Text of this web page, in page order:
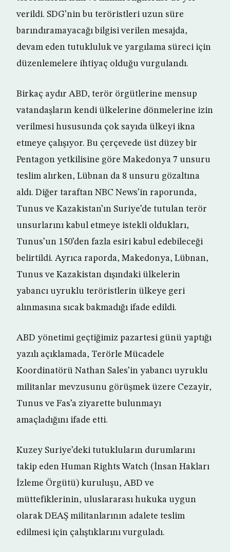
verildi. SDG’nin bu teröristleri uzun süre
barındıramayacağı bilgisi verilen mesajda,
devam eden tutukluluk ve yargılama süreci için
düzenlemelere ihtiyaç olduğu vurgulandı.
Birkaç aydır ABD, terör örgütlerine mensup
vatandaşların kendi ülkelerine dönmelerine izin
verilmesi hususunda çok sayıda ülkeyi ikna
etmeye çalışıyor. Bu çerçevede üst düzey bir
Pentagon yetkilisine göre Makedonya 7 unsuru
teslim alırken, Lübnan da 8 unsuru gözaltına
aldı. Diğer taraftan NBC News’in raporunda,
Tunus ve Kazakistan’ın Suriye’de tutulan terör
unsurlarını kabul etmeye istekli oldukları,
Tunus’un 150’den fazla esiri kabul edebileceği
belirtildi. Ayrıca raporda, Makedonya, Lübnan,
Tunus ve Kazakistan dışındaki ülkelerin
yabancı uyruklu teröristlerin ülkeye geri
alınmasına sıcak bakmadığı ifade edildi.
ABD yönetimi geçtiğimiz pazartesi günü yaptığı
yazılı açıklamada, Terörle Mücadele
Koordinatörü Nathan Sales’in yabancı uyruklu
militanlar mevzusunu görüşmek üzere Cezayir,
Tunus ve Fas’a ziyarette bulunmayı
amaçladığını ifade etti.
Kuzey Suriye’deki tutukluların durumlarını
takip eden Human Rights Watch (İnsan Hakları
İzleme Örgütü) kuruluşu, ABD ve
müttefiklerinin, uluslararası hukuka uygun
olarak DEAŞ militanlarının adalete teslim
edilmesi için çalıştıklarını vurguladı.